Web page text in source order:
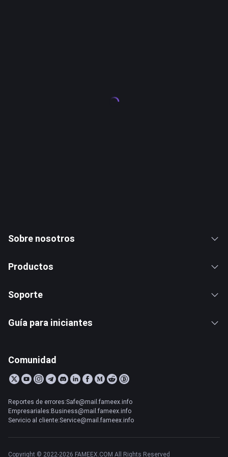
Sobre nosotros
Productos
Soporte
Guía para iniciantes
Comunidad
Reportes de errores:Safe@mail.fameex.info
Empresariales:Business@mail.fameex.info
Servicio al cliente:Service@mail.fameex.info
Copyright © 2022-2026 FAMEEX.COM All Rights Reserved